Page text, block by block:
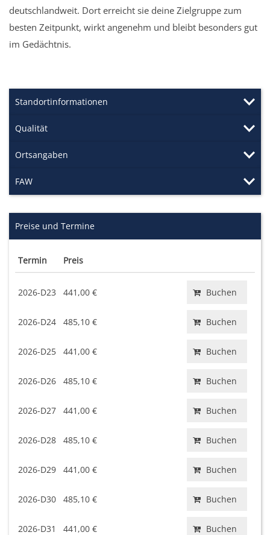
deutschlandweit. Dort erreicht sie deine Zielgruppe zum
besten Zeitpunkt, wirkt angenehm und bleibt besonders gut
im Gedächtnis.
Standortinformationen
Qualität
Ortsangaben
FAW
Preise und Termine
Termin Preis
2026-D23 441,00 € Buchen
2026-D24 485,10 € Buchen
2026-D25 441,00 € Buchen
2026-D26 485,10 € Buchen
2026-D27 441,00 € Buchen
2026-D28 485,10 € Buchen
2026-D29 441,00 € Buchen
2026-D30 485,10 € Buchen
2026-D31 441,00 € Buchen